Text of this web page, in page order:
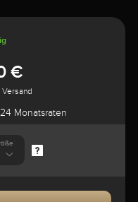
€
Versand
Monatsraten